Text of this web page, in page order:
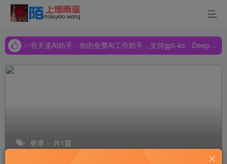
✅吞天雀AI助手，你的免费AI工作助手，支持gpt-4o、DeepSeek、Claude🔥🔥🔥🔥
✅吞天雀AI助手，你的免费AI工作助手，支持gpt-4o、DeepSeek、Claude🔥🔥🔥🔥
香港 共1篇